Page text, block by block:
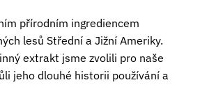
přírodním ingrediencem
lesů Střední a Jižní Ameriky.
extrakt jsme zvolili pro naše
jeho dlouhé historii používání a